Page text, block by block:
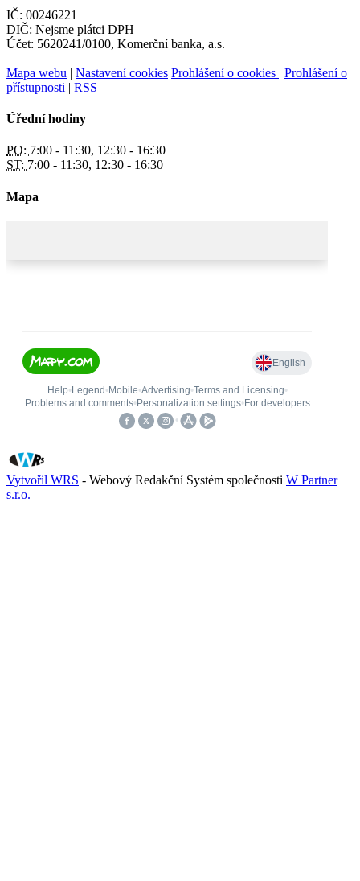
IČ: 00246221
DIČ: Nejsme plátci DPH
Účet: 5620241/0100, Komerční banka, a.s.
Mapa webu | Nastavení cookies Prohlášení o cookies | Prohlášení o
přístupnosti | RSS
Úřední hodiny
PO: 7:00 - 11:30, 12:30 - 16:30
ST: 7:00 - 11:30, 12:30 - 16:30
Mapa
Vytvořil WRS - Webový Redakční Systém společnosti W Partner
s.r.o.